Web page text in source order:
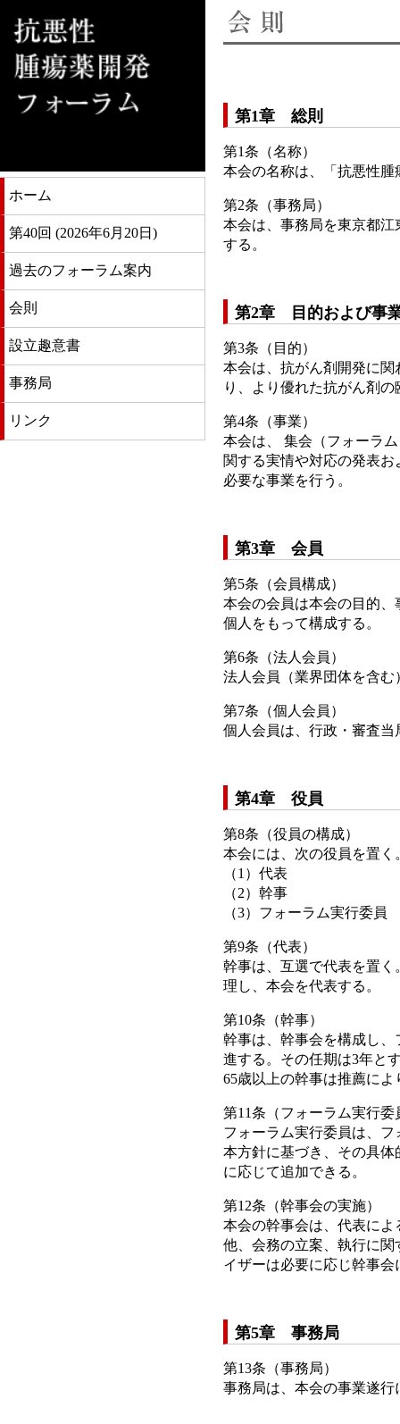
ホーム
第40回 (2026年6月20日)
過去のフォーラム案内
会則
設立趣意書
事務局
リンク
第1章 総則
第1条（名称）
本会の名称は、「抗悪性
第2条（事務局）
本会は、事務局を東京都
する。
第2章 目的および事
第3条（目的）
本会は、抗がん剤開発に
り、より優れた抗がん剤
第4条（事業）
本会は、 集会（フォーラ
関する実情や対応の発表
必要な事業を行う。
第3章 会員
第5条（会員構成）
本会の会員は本会の目的
個人をもって構成する。
第6条（法人会員）
法人会員（業界団体を含
第7条（個人会員）
個人会員は、行政・審査
第4章 役員
第8条（役員の構成）
本会には、次の役員を置く
（1）代表
（2）幹事
（3）フォーラム実行委員
第9条（代表）
幹事は、互選で代表を置
理し、本会を代表する。
第10条（幹事）
幹事は、幹事会を構成し
進する。その任期は3年と
65歳以上の幹事は推薦に
第11条（フォーラム実行委
フォーラム実行委員は、
本方針に基づき、その具
に応じて追加できる。
第12条（幹事会の実施）
本会の幹事会は、代表に
他、会務の立案、執行に
イザーは必要に応じ幹事会
第5章 事務局
第13条（事務局）
事務局は、本会の事業遂